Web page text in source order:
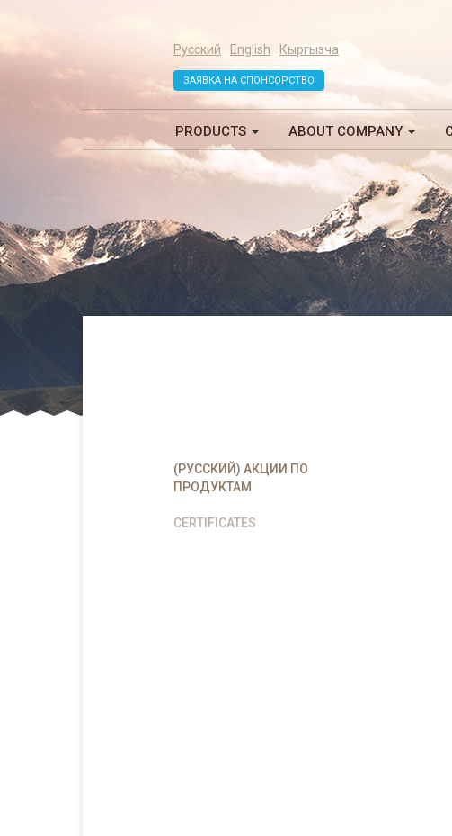
Русский English Кыргызча
ЗАЯВКА НА СПОНСОРСТВО
PRODUCTS ABOUT COMPANY
(РУССКИЙ) АКЦИИ ПО
ПРОДУКТАМ
CERTIFICATES